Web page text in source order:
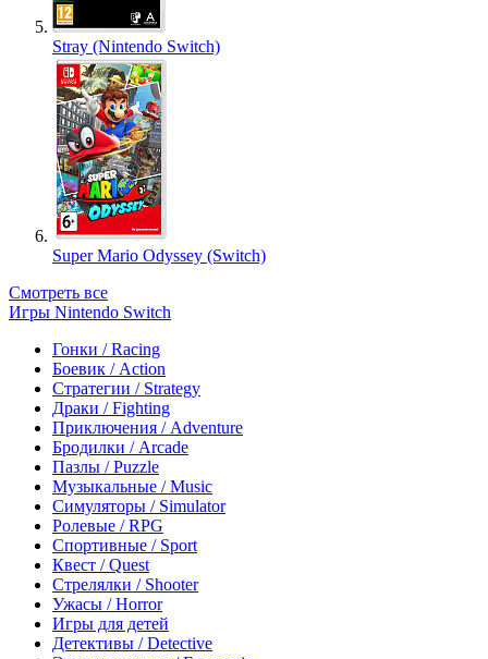
Stray (Nintendo Switch)
Super Mario Odyssey (Switch)
Смотреть все
Игры Nintendo Switch
Гонки / Racing
Боевик / Action
Стратегии / Strategy
Драки / Fighting
Приключения / Adventure
Бродилки / Arcade
Пазлы / Puzzle
Музыкальные / Music
Симуляторы / Simulator
Ролевые / RPG
Спортивные / Sport
Квест / Quest
Стрелялки / Shooter
Ужасы / Horror
Игры для детей
Детективы / Detective